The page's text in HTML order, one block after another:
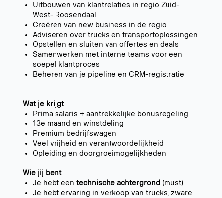
Uitbouwen van klantrelaties in regio Zuid-
West- Roosendaal
Creëren van new business in de regio
Adviseren over trucks en transportoplossingen
Opstellen en sluiten van offertes en deals
Samenwerken met interne teams voor een
soepel klantproces
Beheren van je pipeline en CRM-registratie
Wat je krijgt
Prima salaris + aantrekkelijke bonusregeling
13e maand en winstdeling
Premium bedrijfswagen
Veel vrijheid en verantwoordelijkheid
Opleiding en doorgroeimogelijkheden
Wie jij bent
Je hebt een technische achtergrond (must)
Je hebt ervaring in verkoop van trucks, zware